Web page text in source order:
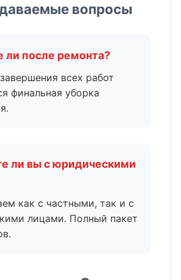
вопросы
ли после ремонта?
всех работ
финальная уборка
ли вы с юридическими
как с частными, так и с
лицами. Полный пакет